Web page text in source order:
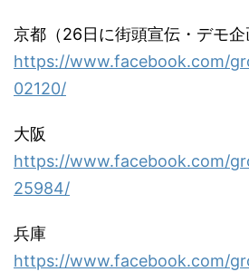
京都（26日に街頭宣伝・デモ企
https://www.facebook.com/
02120/
大阪
https://www.facebook.com/
25984/
兵庫
https://www.facebook.com/